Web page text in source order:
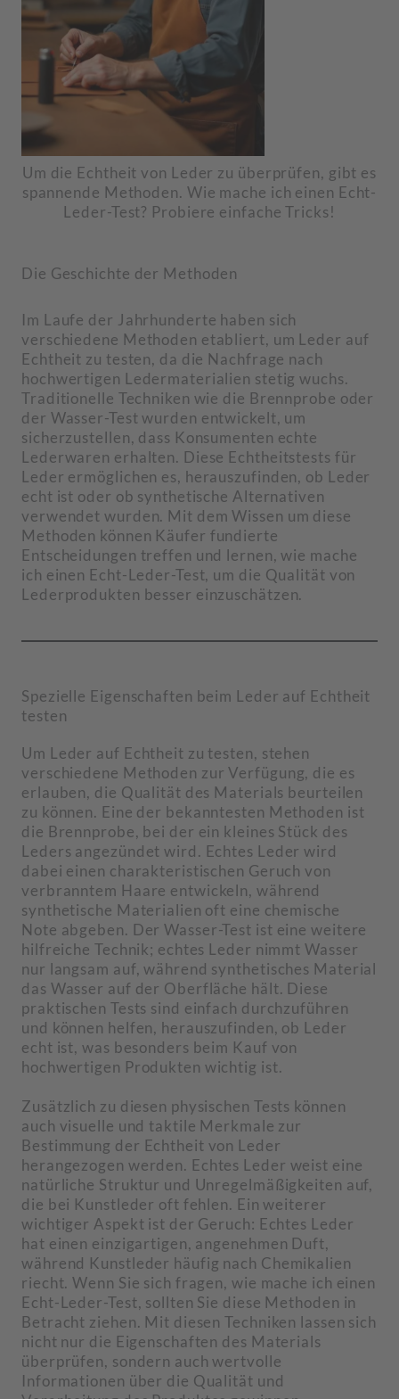
Um die Echtheit von Leder zu überprüfen, gibt es
spannende Methoden. Wie mache ich einen Echt-
Leder-Test? Probiere einfache Tricks!
Die Geschichte der Methoden
Im Laufe der Jahrhunderte haben sich
verschiedene Methoden etabliert, um Leder auf
Echtheit zu testen, da die Nachfrage nach
hochwertigen Ledermaterialien stetig wuchs.
Traditionelle Techniken wie die Brennprobe oder
der Wasser-Test wurden entwickelt, um
sicherzustellen, dass Konsumenten echte
Lederwaren erhalten. Diese Echtheitstests für
Leder ermöglichen es, herauszufinden, ob Leder
echt ist oder ob synthetische Alternativen
verwendet wurden. Mit dem Wissen um diese
Methoden können Käufer fundierte
Entscheidungen treffen und lernen, wie mache
ich einen Echt-Leder-Test, um die Qualität von
Lederprodukten besser einzuschätzen.
Spezielle Eigenschaften beim Leder auf Echtheit
testen
Um Leder auf Echtheit zu testen, stehen
verschiedene Methoden zur Verfügung, die es
erlauben, die Qualität des Materials beurteilen
zu können. Eine der bekanntesten Methoden ist
die Brennprobe, bei der ein kleines Stück des
Leders angezündet wird. Echtes Leder wird
dabei einen charakteristischen Geruch von
verbranntem Haare entwickeln, während
synthetische Materialien oft eine chemische
Note abgeben. Der Wasser-Test ist eine weitere
hilfreiche Technik; echtes Leder nimmt Wasser
nur langsam auf, während synthetisches Material
das Wasser auf der Oberfläche hält. Diese
praktischen Tests sind einfach durchzuführen
und können helfen, herauszufinden, ob Leder
echt ist, was besonders beim Kauf von
hochwertigen Produkten wichtig ist.
Zusätzlich zu diesen physischen Tests können
auch visuelle und taktile Merkmale zur
Bestimmung der Echtheit von Leder
herangezogen werden. Echtes Leder weist eine
natürliche Struktur und Unregelmäßigkeiten auf,
die bei Kunstleder oft fehlen. Ein weiterer
wichtiger Aspekt ist der Geruch: Echtes Leder
hat einen einzigartigen, angenehmen Duft,
während Kunstleder häufig nach Chemikalien
riecht. Wenn Sie sich fragen, wie mache ich einen
Echt-Leder-Test, sollten Sie diese Methoden in
Betracht ziehen. Mit diesen Techniken lassen sich
nicht nur die Eigenschaften des Materials
überprüfen, sondern auch wertvolle
Informationen über die Qualität und